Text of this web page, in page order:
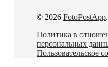
© 2026 FotoPostApp
Политика в
персональных
Пользовательское